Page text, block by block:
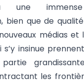
une
bien que de
médias et
s’y insinue
partie
les